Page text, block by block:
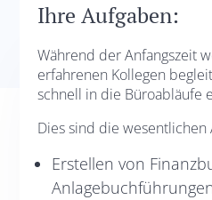
Ihre Aufgaben:
Während der Anfangszeit
erfahrenen Kollegen
schnell in die Büroabläufe
Dies sind die wesentlichen
Erstellen von